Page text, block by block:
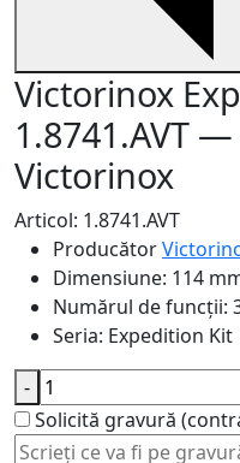
Victorinox
1.8741.AVT
Victorinox
Articol: 1.8741.AVT
Producător
Dimensiune: 114
Numărul de funcții:
Seria: Expedition Kit
Solicită gravură
-